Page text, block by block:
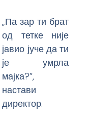
„Па зар ти брат
од тетке није
јавио јуче да ти
је умрла
мајка?”,
настави
директор.